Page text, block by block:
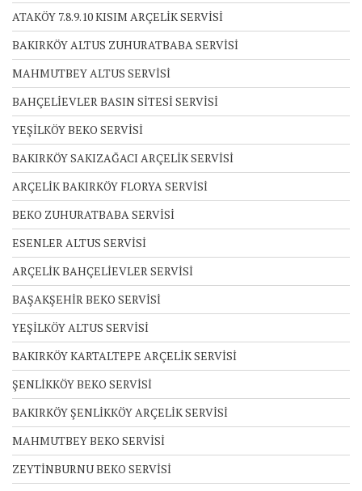
ATAKÖY 7.8.9.10 KISIM ARÇELİK SERVİSİ
BAKIRKÖY ALTUS ZUHURATBABA SERVİSİ
MAHMUTBEY ALTUS SERVİSİ
BAHÇELİEVLER BASIN SİTESİ SERVİSİ
YEŞİLKÖY BEKO SERVİSİ
BAKIRKÖY SAKIZAĞACI ARÇELİK SERVİSİ
ARÇELİK BAKIRKÖY FLORYA SERVİSİ
BEKO ZUHURATBABA SERVİSİ
ESENLER ALTUS SERVİSİ
ARÇELİK BAHÇELİEVLER SERVİSİ
BAŞAKŞEHİR BEKO SERVİSİ
YEŞİLKÖY ALTUS SERVİSİ
BAKIRKÖY KARTALTEPE ARÇELİK SERVİSİ
ŞENLİKKÖY BEKO SERVİSİ
BAKIRKÖY ŞENLİKKÖY ARÇELİK SERVİSİ
MAHMUTBEY BEKO SERVİSİ
ZEYTİNBURNU BEKO SERVİSİ